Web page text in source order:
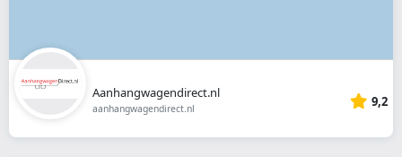
Aanhangwagendirect.nl
aanhangwagendirect.nl 9,2